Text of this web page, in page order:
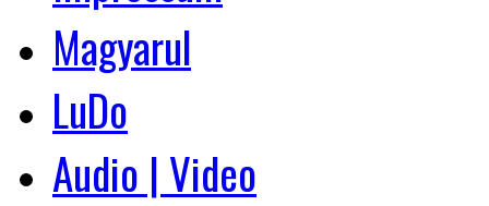
Magyarul
LuDo
Audio | Video